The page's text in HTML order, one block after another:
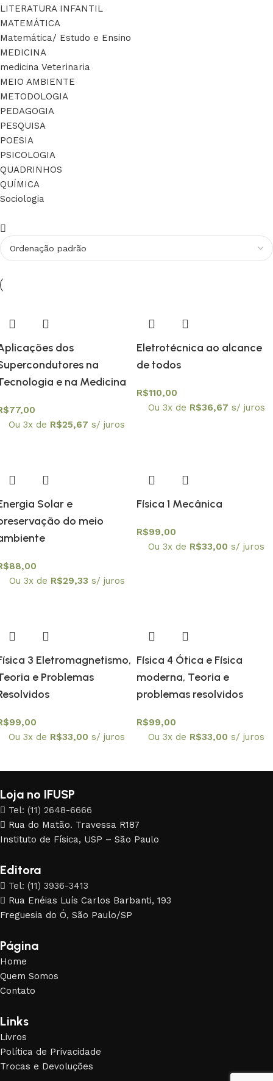
LITERATURA INFANTIL
MATEMÁTICA
Matemática/ Estudo e Ensino
MEDICINA
medicina Veterinaria
MEIO AMBIENTE
METODOLOGIA
PEDAGOGIA
PESQUISA
POESIA
PSICOLOGIA
QUADRINHOS
QUÍMICA
Sociologia
dos
na
e na Medicina
77,00
Ou 3x de R$25,67 s/ juros
Eletrotécnica ao alcance
de todos
R$110,00
Ou 3x de R$36,67 s/ juros
Solar e
do meio
88,00
Ou 3x de R$29,33 s/ juros
Física 1 Mecânica
R$99,00
Ou 3x de R$33,00 s/ juros
3 Eletromagnetismo,
e Problemas
99,00
Ou 3x de R$33,00 s/ juros
Física 4 Ótica e Física
moderna, Teoria e
problemas resolvidos
R$99,00
Ou 3x de R$33,00 s/ juros
Loja no IFUSP
Tel: (11) 2648-6666
Rua do Matão. Travessa R187
Instituto de Física, USP – São Paulo
Editora
Tel: (11) 3936-3413
Rua Enéias Luís Carlos Barbanti, 193
Freguesia do Ó, São Paulo/SP
Página
Home
Quem Somos
Contato
Links
Livros
Política de Privacidade
Trocas e Devoluções